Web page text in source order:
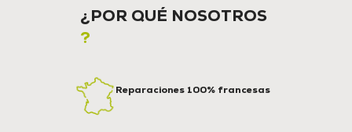
¿POR QUÉ NOSOTROS
?
Reparaciones 100% francesas